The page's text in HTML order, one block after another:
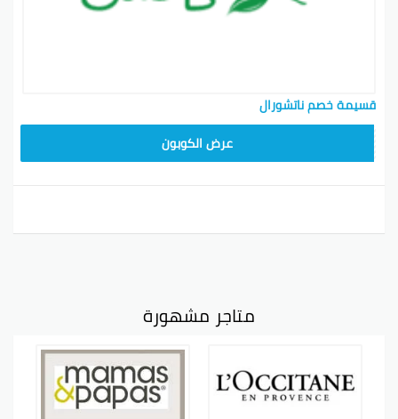
قسيمة خصم ناتشورال
عرض الكوبون
متاجر مشهورة